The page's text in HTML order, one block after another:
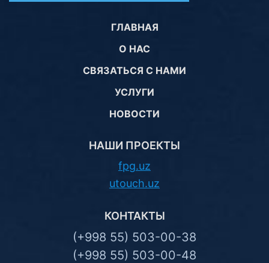
ГЛАВНАЯ
О НАС
СВЯЗАТЬСЯ С НАМИ
УСЛУГИ
НОВОСТИ
НАШИ ПРОЕКТЫ
fpg.uz
utouch.uz
КОНТАКТЫ
(+998 55) 503-00-38
(+998 55) 503-00-48